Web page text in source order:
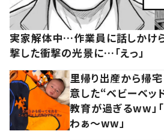
実家解体中…作業員に話しかけ
撃した衝撃の光景に…「えっ」
里帰り出産から帰
意した“ベビーベッ
教育が過ぎるww」
わぁ～ww」